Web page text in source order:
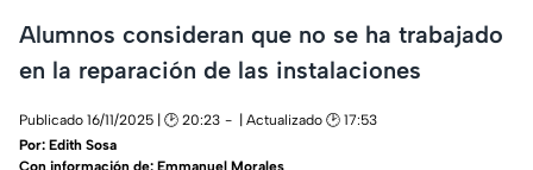
Alumnos consideran que no se ha trabajado
en la reparación de las instalaciones
Publicado 16/11/2025 | 🕑 20:23
| Actualizado 🕑 17:53
Por: Edith Sosa
Con información de: Emmanuel Morales